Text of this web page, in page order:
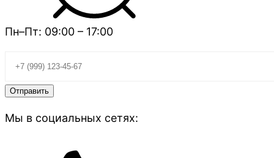
Пн–Пт: 09:00 – 17:00
Мы в социальных сетях: